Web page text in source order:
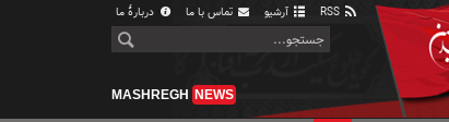
آرشیو تماس با ما دربارهٔ ما
MASHREGH NEWS